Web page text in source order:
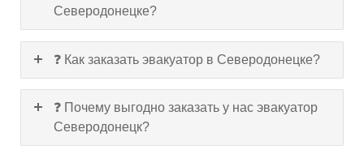
Северодонецке?
❓ Как заказать эвакуатор в Северодонецке?
❓ Почему выгодно заказать у нас эвакуатор
Северодонецк?